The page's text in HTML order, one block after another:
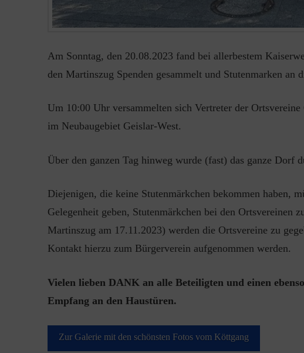
Am Sonntag, den 20.08.2023 fand bei allerbestem
den Martinszug Spenden gesammelt und Stutenmarken an
Um 10:00 Uhr versammelten sich Vertreter der
im Neubaugebiet Geislar-West.
Über den ganzen Tag hinweg wurde (fast) das ganze Dorf
Diejenigen, die keine Stutenmärkchen bekommen haben,
Gelegenheit geben, Stutenmärkchen bei den Ortsvereinen
Martinszug am 17.11.2023) werden die Ortsvereine zu
Kontakt hierzu zum Bürgerverein aufgenommen werden.
Vielen lieben DANK an alle Beteiligten und einen
Empfang an den Haustüren.
Zur Galerie mit den schönsten Fotos vom Köttgang